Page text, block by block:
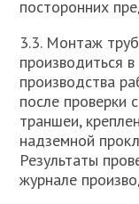
посторонних
3.3. Монтаж
производиться
производства
после проверки
траншеи,
надземной
Результаты
журнале